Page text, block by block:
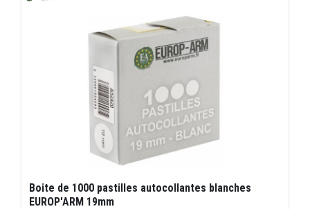
Boite de 1000 pastilles autocollantes blanches
EUROP'ARM 19mm